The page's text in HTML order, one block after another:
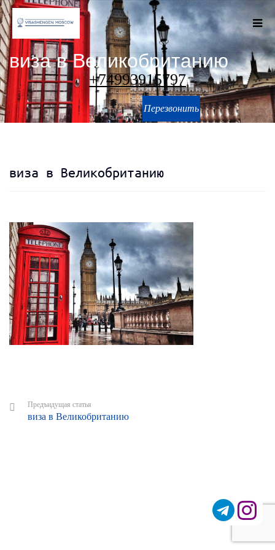
+74993915797
Перезвонить
виза в Великобританию
виза в Великобританию
Предъидущая статья
виза в Великобританию